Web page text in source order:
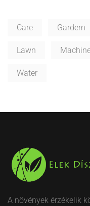
Care Gardern
Lawn
Water
A növények érzékelik